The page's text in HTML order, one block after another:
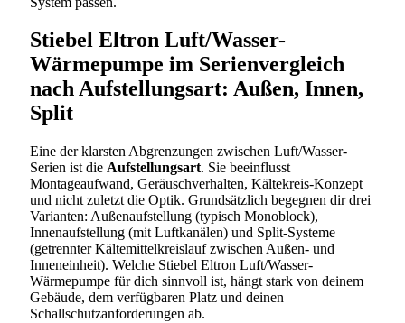
Stiebel Eltron Luft/Wasser-
Wärmepumpe im Serienvergleich
nach Aufstellungsart: Außen, Innen,
Split
Eine der klarsten Abgrenzungen zwischen Luft/Wasser-
Serien ist die Aufstellungsart. Sie beeinflusst
Montageaufwand, Geräuschverhalten, Kältekreis-Konzept
und nicht zuletzt die Optik. Grundsätzlich begegnen dir drei
Varianten: Außenaufstellung (typisch Monoblock),
Innenaufstellung (mit Luftkanälen) und Split-Systeme
(getrennter Kältemittelkreislauf zwischen Außen- und
Inneneinheit). Welche Stiebel Eltron Luft/Wasser-
Wärmepumpe für dich sinnvoll ist, hängt stark von deinem
Gebäude, dem verfügbaren Platz und deinen
Schallschutzanforderungen ab.